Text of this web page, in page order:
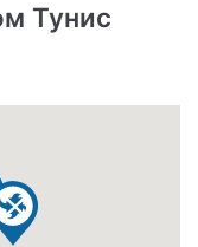
Тунис